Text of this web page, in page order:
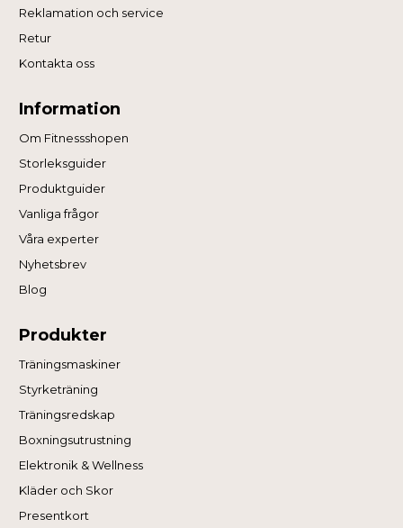
Reklamation och service
Retur
Kontakta oss
Information
Om Fitnessshopen
Storleksguider
Produktguider
Vanliga frågor
Våra experter
Nyhetsbrev
Blog
Produkter
Träningsmaskiner
Styrketräning
Träningsredskap
Boxningsutrustning
Elektronik & Wellness
Kläder och Skor
Presentkort